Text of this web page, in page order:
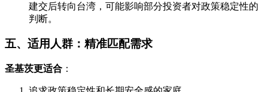
建交后转向台湾，可能影响部分投资者对政策稳定性的
判断。
五、适用人群：精准匹配需求
圣基茨更适合 ：